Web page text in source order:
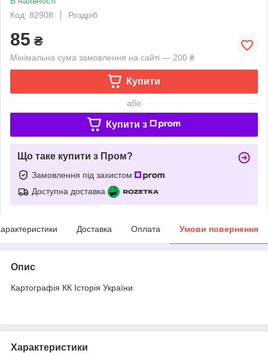
Код: 82908
Роздріб
85 ₴
Мінімальна сума замовлення на сайті — 200 ₴
Купити
або
Купити з
Що таке купити з Пром?
Замовлення під захистом
Доступна доставка
Доставка Оплата Умови повернення
Опис
Картографія КК Історія України
Характеристики